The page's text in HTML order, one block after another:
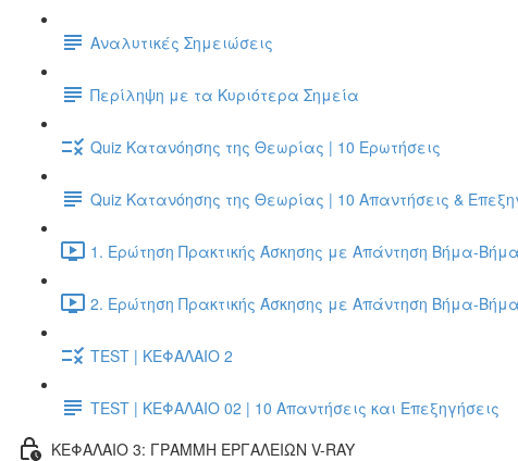
Αναλυτικές Σημειώσεις
Περίληψη με τα Κυριότερα Σημεία
Quiz Κατανόησης της Θεωρίας | 10 Ερωτήσεις
Quiz Κατανόησης της Θεωρίας | 10 Απαντήσεις &
1. Ερώτηση Πρακτικής Άσκησης με Απάντηση Βήμα-
2. Ερώτηση Πρακτικής Άσκησης με Απάντηση Βήμα-
TEST | ΚΕΦΑΛΑΙΟ 2
TEST | ΚΕΦΑΛΑΙΟ 02 | 10 Απαντήσεις και Επεξηγήσεις
ΚΕΦΑΛΑΙΟ 3: ΓΡΑΜΜΗ ΕΡΓΑΛΕΙΩΝ V-RAY